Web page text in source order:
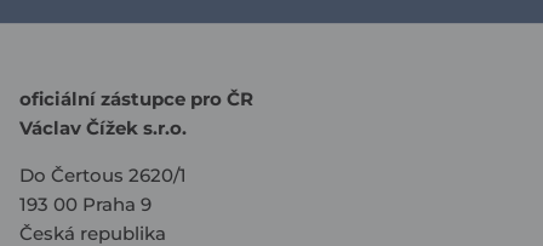
oficiální zástupce pro ČR
Václav Čížek s.r.o.
Do Čertous 2620/1
193 00 Praha 9
Česká republika